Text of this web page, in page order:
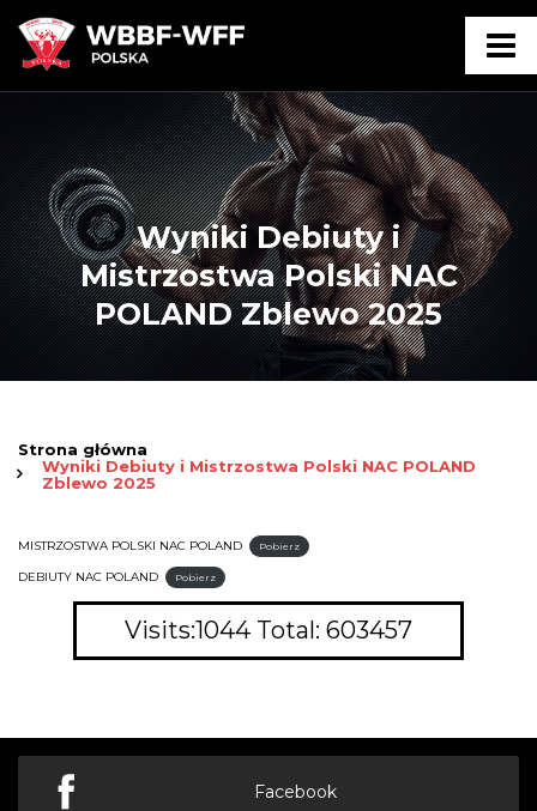
Wyniki Debiuty i
Mistrzostwa Polski NAC
POLAND Zblewo 2025
Strona główna
Wyniki Debiuty i Mistrzostwa Polski NAC POLAND
Zblewo 2025
MISTRZOSTWA POLSKI NAC POLAND Pobierz
DEBIUTY NAC POLAND Pobierz
Visits:1044 Total: 603457
Facebook